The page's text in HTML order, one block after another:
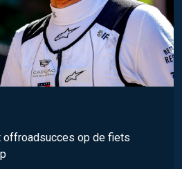
offroadsucces op de fiets